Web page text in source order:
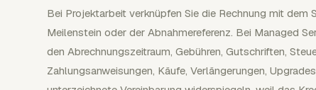
Bei Projektarbeit verknüpfen Sie die Rechnung mit
Meilenstein oder der Abnahmereferenz. Bei Managed
den Abrechnungszeitraum, Gebühren, Gutschriften,
Zahlungsanweisungen, Käufe, Verlängerungen,